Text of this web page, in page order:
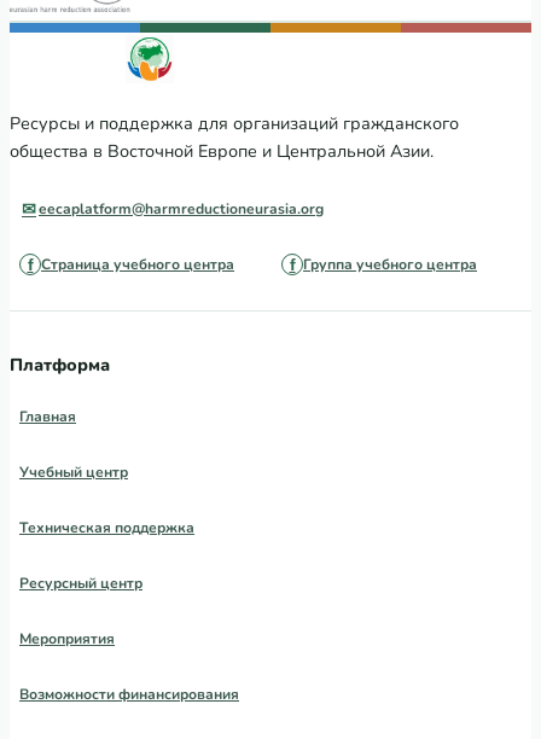
Ресурсы и поддержка для организаций гражданского
общества в Восточной Европе и Центральной Азии.
eecaplatform@harmreductioneurasia.org
Страница учебного центра Группа учебного центра
Платформа
Главная
Учебный центр
Техническая поддержка
Ресурсный центр
Мероприятия
Возможности финансирования